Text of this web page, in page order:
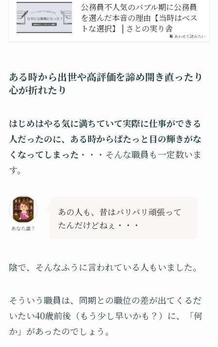
あわせて読みたい
公務員不人気のバブル期に公務員
を選んだ本音の理由【当時はベス
トな選択】 | さとの実り舎
ある時から出世や高評価を諦め開き直ったり
心が折れたり
はじめはやる気に満ちていて実際に仕事ができる
人だったのに、ある時からぱたっと目の輝きがな
くなってしまった ・・・そんな職員も一定数いま
す。
あなた誰？
あの人も、昔はバリバリ頑張って
たんだけどねぇ・・・
陰で、そんなふうに言われている人もいました。
そういう職員は、同期との職位の差が出てくるだ
いたい40歳前後（もう少し早いかも？）に、「何
か」があったのでしょう。